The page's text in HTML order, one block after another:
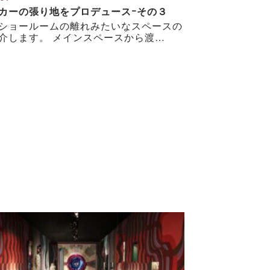
ーの張り地をプロデュースｰその３
ョールームの離れみたいなスペースの
します。 メインスペースから渡…